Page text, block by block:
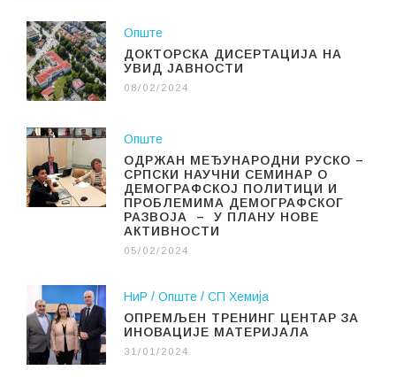
Опште
ДОКТОРСКА ДИСЕРТАЦИЈА НА
УВИД ЈАВНОСТИ
08/02/2024
Опште
ОДРЖАН МЕЂУНАРОДНИ РУСКО –
СРПСКИ НАУЧНИ СЕМИНАР О
ДЕМОГРАФСКОЈ ПОЛИТИЦИ И
ПРОБЛЕМИМА ДЕМОГРАФСКОГ
РАЗВОЈА – У ПЛАНУ НОВЕ
АКТИВНОСТИ
05/02/2024
НиР Опште
СП Хемија
ОПРЕМЉЕН ТРЕНИНГ ЦЕНТАР ЗА
ИНОВАЦИЈЕ МАТЕРИЈАЛА
31/01/2024